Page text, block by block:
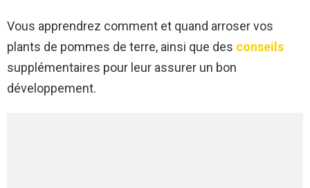
Vous apprendrez comment et quand arroser vos
plants de pommes de terre, ainsi que des conseils
supplémentaires pour leur assurer un bon
développement.